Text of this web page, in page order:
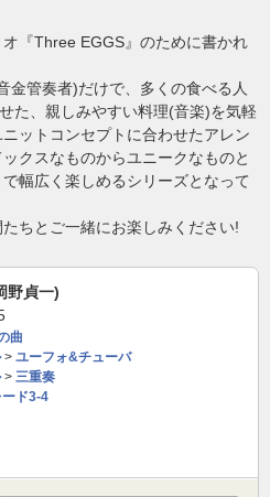
『Three EGGS』のために書かれ
金管奏者)だけで、多くの食べる人
た、親しみやすい料理(音楽)を気軽
ットコンセプトに合わせたアレン
クスなものからユニークなものと
幅広く楽しめるシリーズとなって
ちとご一緒にお楽しみください!
野貞一)
曲
> ユーフォ&チューバ
> 三重奏
ード3-4